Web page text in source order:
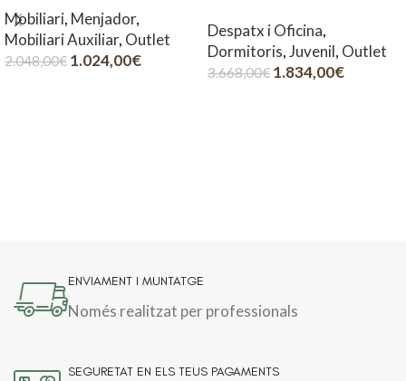
Mobiliari, Menjador,
Mobiliari Auxiliar, Outlet
2.048,00€ 1.024,00€
Despatx i Oficina,
Dormitoris,Juvenil, Outlet
3.668,00€ 1.834,00€
ENVIAMENT I MUNTATGE
Només realitzat per professionals
SEGURETAT EN ELS TEUS PAGAMENTS